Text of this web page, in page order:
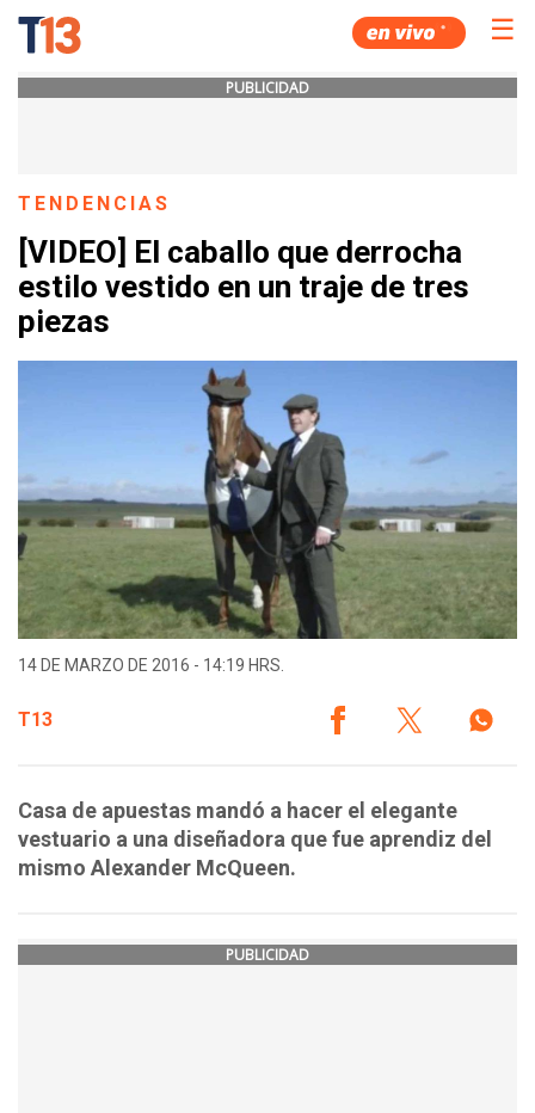
☰
PUBLICIDAD
TENDENCIAS
[VIDEO] El caballo que derrocha
estilo vestido en un traje de tres
piezas
14 DE MARZO DE 2016 - 14:19 HRS.
T13
Casa de apuestas mandó a hacer el elegante
vestuario a una diseñadora que fue aprendiz del
mismo Alexander McQueen.
PUBLICIDAD